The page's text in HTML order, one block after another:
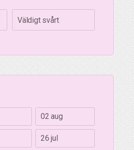
Väldigt svårt
02 aug
26 jul